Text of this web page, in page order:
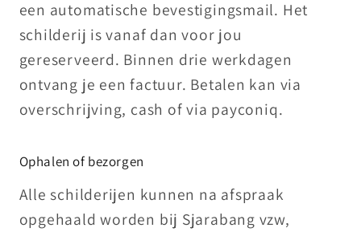
een automatische bevestigingsmail. Het
schilderij is vanaf dan voor jou
gereserveerd. Binnen drie werkdagen
ontvang je een factuur. Betalen kan via
overschrijving, cash of via payconiq.
Ophalen of bezorgen
Alle schilderijen kunnen na afspraak
opgehaald worden bij Sjarabang vzw,